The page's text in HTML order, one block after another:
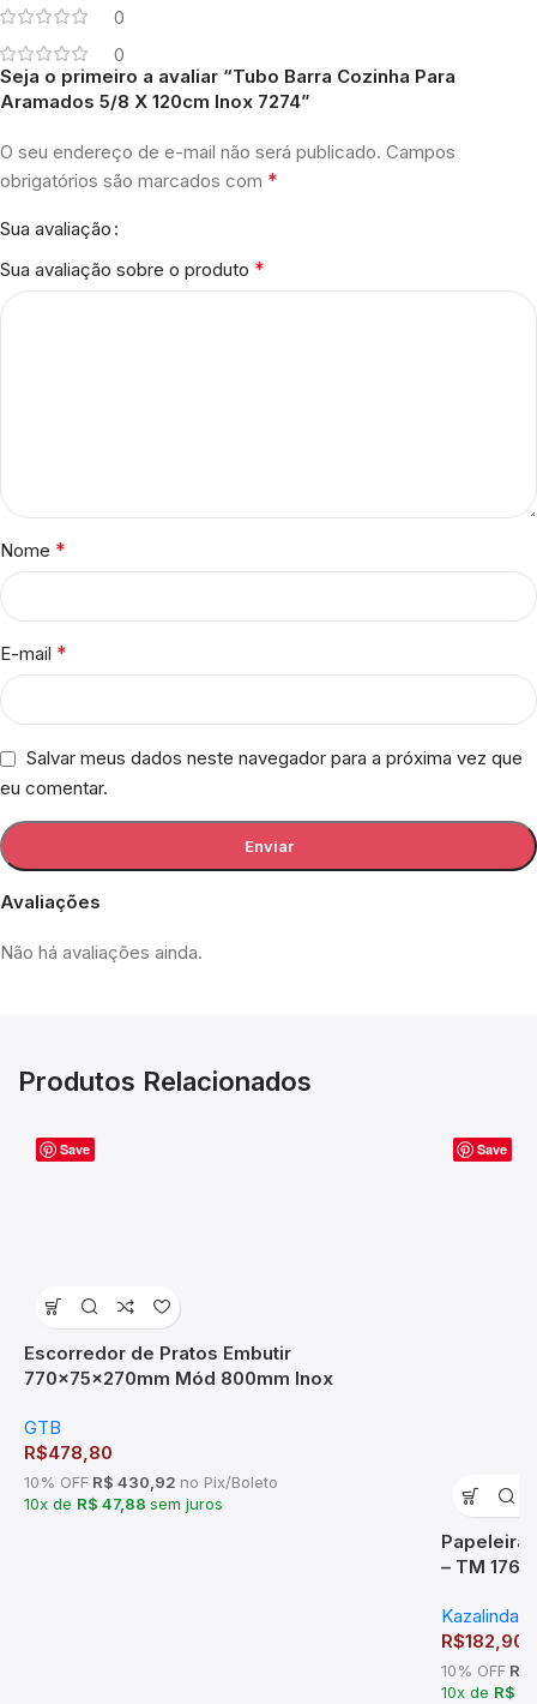
0
0
Avaliações
Não há avaliações ainda.
Seja o primeiro a avaliar “Tubo Barra Cozinha Para
Aramados 5/8 X 120cm Inox 7274”
O seu endereço de e-mail não será publicado. Campos
obrigatórios são marcados com *
Sua avaliação
Sua avaliação sobre o produto *
Nome *
E-mail *
Salvar meus dados neste navegador para a próxima vez que
eu comentar.
Produtos Relacionados
Save
Escorredor de Pratos Embutir
770x75x270mm Mód 800mm Inox
GTB
R$478,80
10% OFF R$ 430,92 no Pix/Boleto
10x de R$ 47,88 sem juros
Save
Papeleira
– TM
Kazalinda
R$182,90
10% OFF R$
10x de R$